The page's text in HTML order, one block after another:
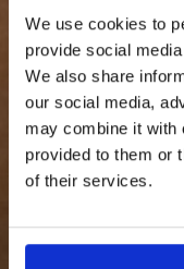
We use cookies to
provide social
We also share
our social media,
may combine it with
provided to them or
of their services.